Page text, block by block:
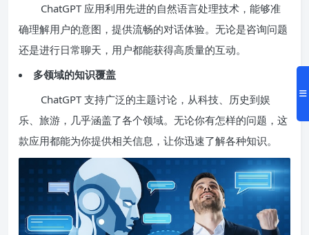
ChatGPT 应用利用先进的自然语言处理技术，能够准
确理解用户的意图，提供流畅的对话体验。无论是咨询问题
还是进行日常聊天，用户都能获得高质量的互动。
多领域的知识覆盖
ChatGPT 支持广泛的主题讨论，从科技、历史到娱
乐、旅游，几乎涵盖了各个领域。无论你有怎样的问题，这
款应用都能为你提供相关信息，让你迅速了解各种知识。